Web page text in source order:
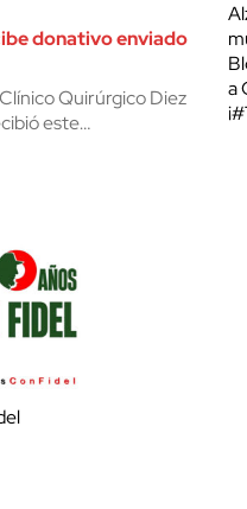
donativo enviado
Quirúrgico Diez
este…
a